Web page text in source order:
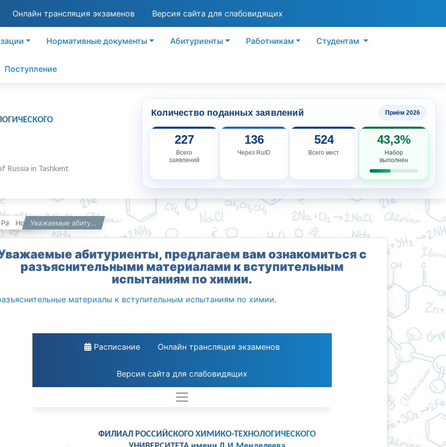
Онлайн трансляция экзаменов Версия сайта для слабовидящих
Нормативные документы Абитуриенты Работникам Студентам
Поступление
Russia in Tashkent
Количество поданных заявлений Приём 2026
227
Всего
заявлений
136
Через RuID
524
Всего мест
43,3%
Набор
выполнен
Работникам Новости Уважаемые абитуриенты, предлагаем вам ознакомиться с разъяснительными материалами к вступительным испытаниям по химии.
абитуриенты, предлагаем вам ознакомиться с
разъяснительными материалами к вступительным
испытаниям по химии.
материалы к вступительным испытаниям по химии.